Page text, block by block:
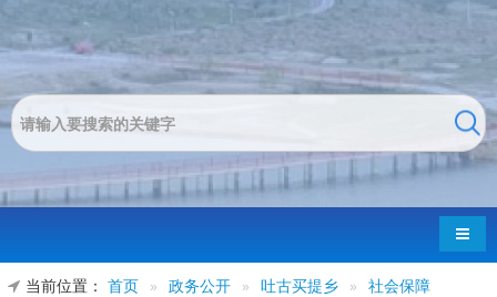
导航
当前位置： 首页 » 政务公开 » 吐古买提乡 » 社会保障